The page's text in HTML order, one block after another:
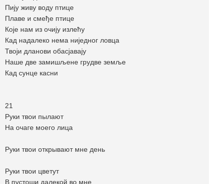
Пију живу воду птице
Плаве и смеђе птице
Које нам из очију излећу
Кад надалеко нема ниједног ловца
Твоји дланови обасјавају
Наше две замишљене грудве земље
Кад сунце касни
21
Руки твои пылают
На очаге моего лица
Руки твои открывают мне день
Руки твои цветут
В пустоши далекой во мне